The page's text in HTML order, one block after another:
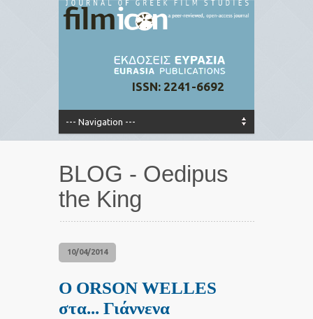
ISSN: 2241-6692
BLOG - Oedipus
the King
10/04/2014
Ο ORSON WELLES
στα... Γιάννενα